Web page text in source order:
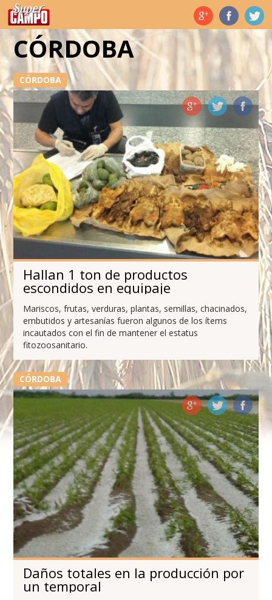
Temas de hoy
CÓRDOBA
CÓRDOBA
Hallan 1 ton de productos
escondidos en equipaje
Mariscos, frutas, verduras, plantas, semillas, chacinados,
embutidos y artesanías fueron algunos de los ítems
incautados con el fin de mantener el estatus
fitozoosanitario.
CÓRDOBA
Daños totales en la producción por
un temporal